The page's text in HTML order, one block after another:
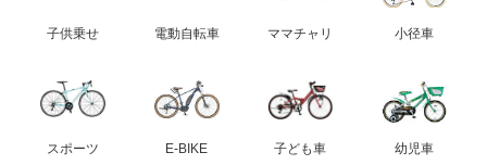
子供乗せ 電動自転車 ママチャリ 小径車
スポーツ E-BIKE 子ども車 幼児車